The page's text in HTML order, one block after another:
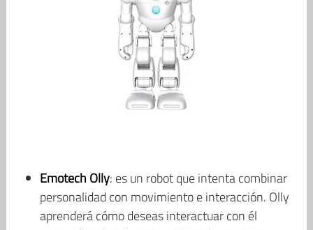
Emotech Olly: es un robot que intenta combinar
personalidad con movimiento e interacción. Olly
aprenderá cómo deseas interactuar con él